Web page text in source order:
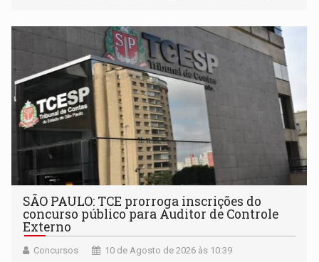
SÃO PAULO: TCE prorroga inscrições do
concurso público para Auditor de Controle
Externo
Concursos 10 de Agosto de 2026 às 10:39